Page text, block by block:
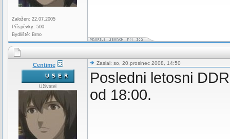
Založen: 22.07.2005
Příspěvky: 500
Bydliště: Brno
Centime
Uživatel
Zaslal: so, 20.prosinec 2008, 14:50
Posledni letosni
od 18:00.